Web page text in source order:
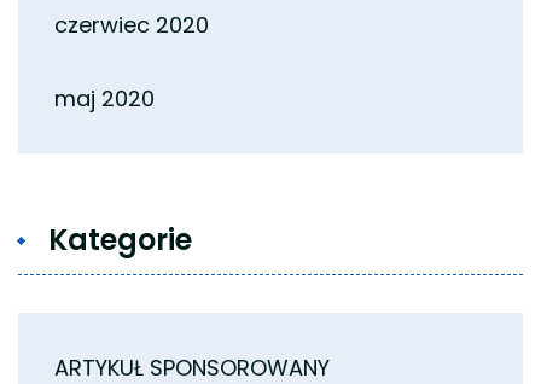
czerwiec 2020
maj 2020
Kategorie
ARTYKUŁ SPONSOROWANY